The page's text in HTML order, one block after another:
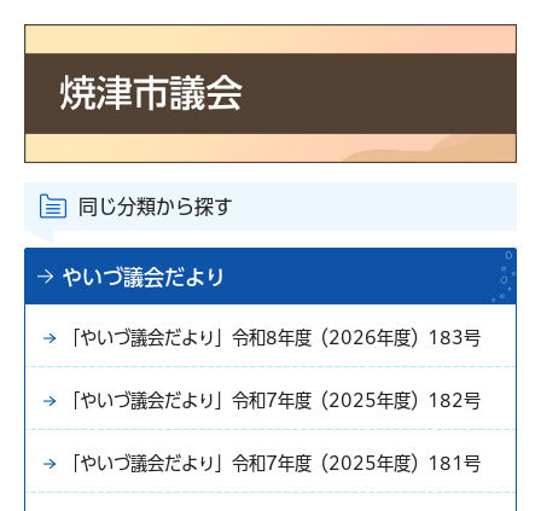
同じ分類から探す
やいづ議会だより
「やいづ議会だより」令和8年度（2026年度）183号
「やいづ議会だより」令和7年度（2025年度）182号
「やいづ議会だより」令和7年度（2025年度）181号